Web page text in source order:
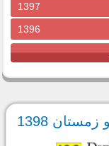
1397
1396